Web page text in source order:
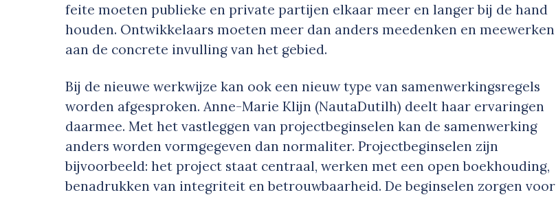
feite moeten publieke en private partijen elkaar meer en langer bij de hand
houden. Ontwikkelaars moeten meer dan anders meedenken en meewerken
aan de concrete invulling van het gebied.
Bij de nieuwe werkwijze kan ook een nieuw type van samenwerkingsregels
worden afgesproken. Anne-Marie Klijn (NautaDutilh) deelt haar ervaringen
daarmee. Met het vastleggen van projectbeginselen kan de samenwerking
anders worden vormgegeven dan normaliter. Projectbeginselen zijn
bijvoorbeeld: het project staat centraal, werken met een open boekhouding,
benadrukken van integriteit en betrouwbaarheid. De beginselen zorgen voor